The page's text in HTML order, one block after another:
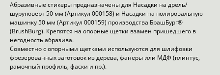
Абразивные стикеры предназначены для Насадки на дрель/
шуруповерт 50 мм (Артикул 000158) и Насадки на полировальную
машинку 50 мм (Артикул 000159) производства БрашБург®
(BrushBurg). Крепятся на опорные щетки взамен пришедшего в
негодность абразива.
Совместно с опорными щетками используются для шлифовки
фрезерованных заготовок из дерева, фанеры или МДФ (плинтус,
рамочный профиль, фаски и пр.).